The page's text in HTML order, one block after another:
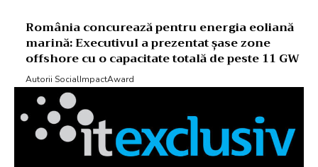
România concurează pentru energia eoliană
marină: Executivul a prezentat șase zone
offshore cu o capacitate totală de peste 11 GW
Autorii SocialImpactAward